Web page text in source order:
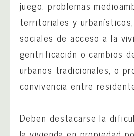
juego: problemas
territoriales y
sociales de acceso a la
gentrificación o cambios
urbanos tradicionales, o
convivencia entre
Deben destacarse la